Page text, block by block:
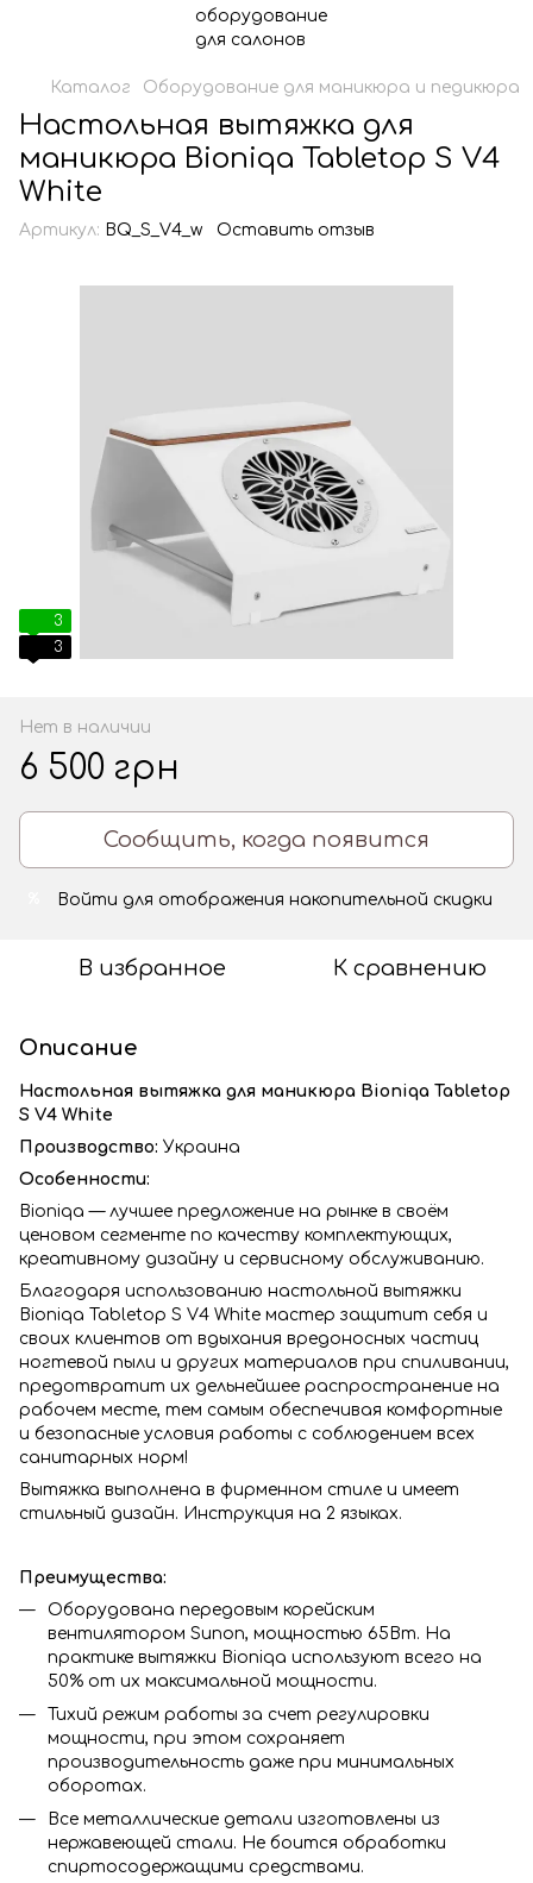
Каталог Оборудование для маникюра и педикюра
Настольная вытяжка для
маникюра Bioniqa Tabletop S V4
White
Артикул: BQ_S_V4_w Оставить отзыв
3
3
Нет в наличии
6 500 грн
Сообщить, когда появится
Войти для отображения накопительной скидки
В избранное К сравнению
Описание
Настольная вытяжка для маникюра Bioniqa Tabletop
S V4 White
Производство: Украина
Особенности:
Bioniqa — лучшее предложение на рынке в своём
ценовом сегменте по качеству комплектующих,
креативному дизайну и сервисному обслуживанию.
Благодаря использованию настольной вытяжки
Bioniqa Tabletop S V4 White мастер защитит себя и
своих клиентов от вдыхания вредоносных частиц
ногтевой пыли и других материалов при спиливании,
предотвратит их дельнейшее распространение на
рабочем месте, тем самым обеспечивая комфортные
и безопасные условия работы с соблюдением всех
санитарных норм!
Вытяжка выполнена в фирменном стиле и имеет
стильный дизайн. Инструкция на 2 языках.
Преимущества:
Оборудована передовым корейским
вентилятором Sunon, мощностью 65Вт. На
практике вытяжки Bioniqa используют всего на
50% от их максимальной мощности.
Тихий режим работы за счет регулировки
мощности, при этом сохраняет
производительность даже при минимальных
оборотах.
Все металлические детали изготовлены из
нержавеющей стали. Не боится обработки
спиртосодержащими средствами.